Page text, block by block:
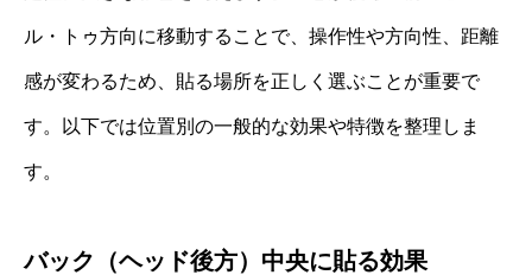
ル・トゥ方向に移動することで、操作性や方向性、距離
感が変わるため、貼る場所を正しく選ぶことが重要で
す。以下では位置別の一般的な効果や特徴を整理しま
す。
バック（ヘッド後方）中央に貼る効果